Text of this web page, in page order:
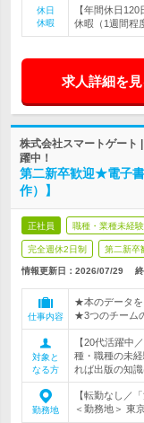
休日
休暇
【年間休日
休暇（1週間程
求人詳細を見
株式会社スマートゲー
躍中！
第二新卒歓迎★電子
作）】
正社員 職種・業種未経
完全週休2日制 第二新卒
情報更新日：2026/07/29
仕事内容
★本のデータを
★3つのチーム
対象と
なる方
【20代活躍中
種・職種の未
れば出版の知
勤務地
【転勤なし／
＜勤務地＞ 東